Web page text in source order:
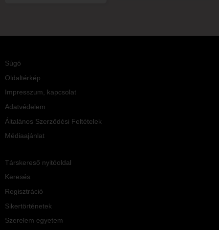
Súgó
Oldaltérkép
Impresszum, kapcsolat
Adatvédelem
Általános Szerződési Feltételek
Médiaajánlat
Társkereső nyitóoldal
Keresés
Regisztráció
Sikertörténetek
Szerelem egyetem